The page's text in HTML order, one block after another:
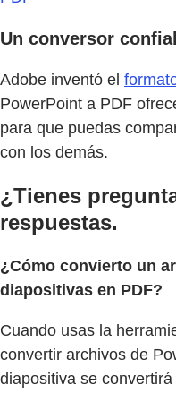
Un conversor
Adobe inventó el
PowerPoint a PDF
para que puedas
con los demás.
¿Tienes
respuestas.
¿Cómo convierto un
diapositivas en PDF?
Cuando usas la
convertir archivos de
diapositiva se